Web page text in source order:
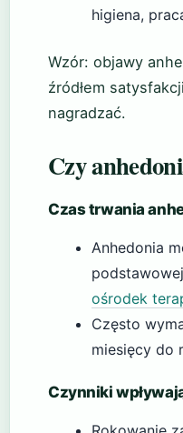
higiena,
Wzór: objawy
źródłem
nagradzać.
Czy
Czas trwania
Anhedonia
ośrodek
Często
miesięcy do
Czynniki